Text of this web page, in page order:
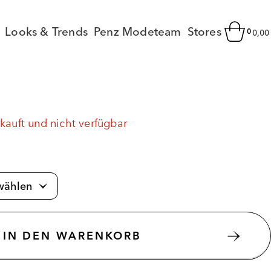
Looks & Trends Penz Modeteam Stores 0
und nicht verfügbar
IN DEN WARENKORB